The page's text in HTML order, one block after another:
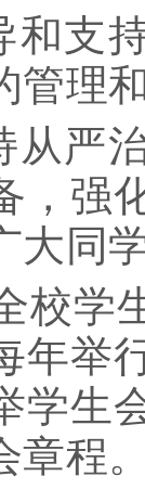
和支
管理
从严
，强
大同
校学
年举
学生
章程